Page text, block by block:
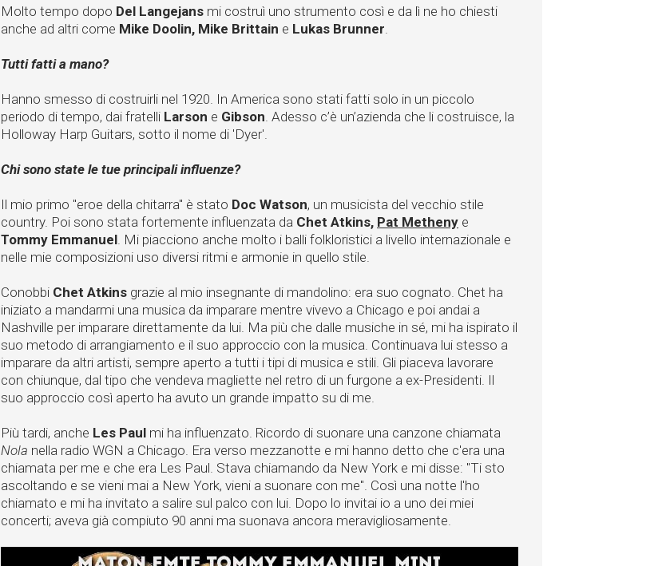
Molto tempo dopo Del Langejans mi costruì uno strumento così e da lì ne ho chiesti
anche ad altri come Mike Doolin, Mike Brittain e Lukas Brunner.
Tutti fatti a mano?
Hanno smesso di costruirli nel 1920. In America sono stati fatti solo in un piccolo
periodo di tempo, dai fratelli Larson e Gibson. Adesso c’è un’azienda che li costruisce, la
Holloway Harp Guitars, sotto il nome di 'Dyer'.
Chi sono state le tue principali influenze?
Il mio primo "eroe della chitarra" è stato Doc Watson, un musicista del vecchio stile
country. Poi sono stata fortemente influenzata da Chet Atkins, Pat Metheny e
Tommy Emmanuel. Mi piacciono anche molto i balli folkloristici a livello internazionale e
nelle mie composizioni uso diversi ritmi e armonie in quello stile.
Conobbi Chet Atkins grazie al mio insegnante di mandolino: era suo cognato. Chet ha
iniziato a mandarmi una musica da imparare mentre vivevo a Chicago e poi andai a
Nashville per imparare direttamente da lui. Ma più che dalle musiche in sé, mi ha ispirato il
suo metodo di arrangiamento e il suo approccio con la musica. Continuava lui stesso a
imparare da altri artisti, sempre aperto a tutti i tipi di musica e stili. Gli piaceva lavorare
con chiunque, dal tipo che vendeva magliette nel retro di un furgone a ex-Presidenti. Il
suo approccio così aperto ha avuto un grande impatto su di me.
Più tardi, anche Les Paul mi ha influenzato. Ricordo di suonare una canzone chiamata
Nola nella radio WGN a Chicago. Era verso mezzanotte e mi hanno detto che c'era una
chiamata per me e che era Les Paul. Stava chiamando da New York e mi disse: "Ti sto
ascoltando e se vieni mai a New York, vieni a suonare con me". Così una notte l'ho
chiamato e mi ha invitato a salire sul palco con lui. Dopo lo invitai io a uno dei miei
concerti; aveva già compiuto 90 anni ma suonava ancora meravigliosamente.